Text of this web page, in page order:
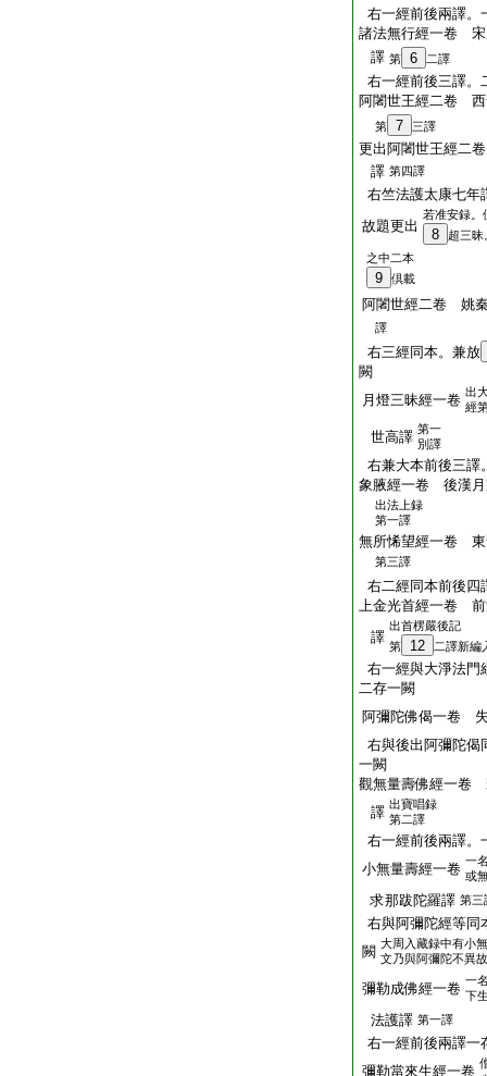
右一經前後兩譯。
諸法無行經一卷 宋
譯 第 6 二譯
右一經前後三譯。
阿闍世王經二卷 西
第 7 三譯
更出阿闍世王經二
譯 第四譯
右竺法護太康七年
故題更出
若准安録。
8
超三昧
之中二本
9 倶載
阿闍世經二卷 姚
譯
右三經同本。兼放
闕
月燈三昧經一卷 出
經
世高譯 第一
別譯
右兼大本前後三譯
象腋經一卷 後漢月
出法上録
第一譯
無所悕望經一卷 東
第三譯
右二經同本前後四
上金光首經一卷 前
譯
出首楞嚴後記
第
12 二譯新編
右一經與大淨法門
二存一闕
阿彌陀佛偈一卷
右與後出阿彌陀偈
一闕
觀無量壽佛經一卷
譯 出寶唱録
第二譯
右一經前後兩譯。
小無量壽經一卷 一
或
求那跋陀羅譯 第三
右與阿彌陀經等同
闕 大周入藏録中有小
文乃與阿彌陀不異
彌勒成佛經一卷 一
下
法護譯 第一譯
右一經前後兩譯一
彌勒當來生經一卷